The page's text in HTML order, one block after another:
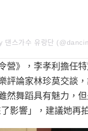
댄스가수 유랑단
營》，李孝利擔任
評論家林珍莫交談
然舞蹈具有魅力，
影響」，建議她再